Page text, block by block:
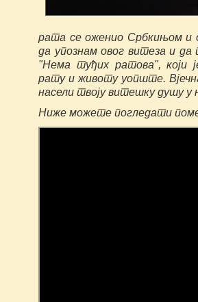
рата се оженио Србкињом и
да упознам овог витеза и
"Нема туђих ратова", који
рату и животу уопште.
насели твоју витешку душу у
Ниже можете погледати